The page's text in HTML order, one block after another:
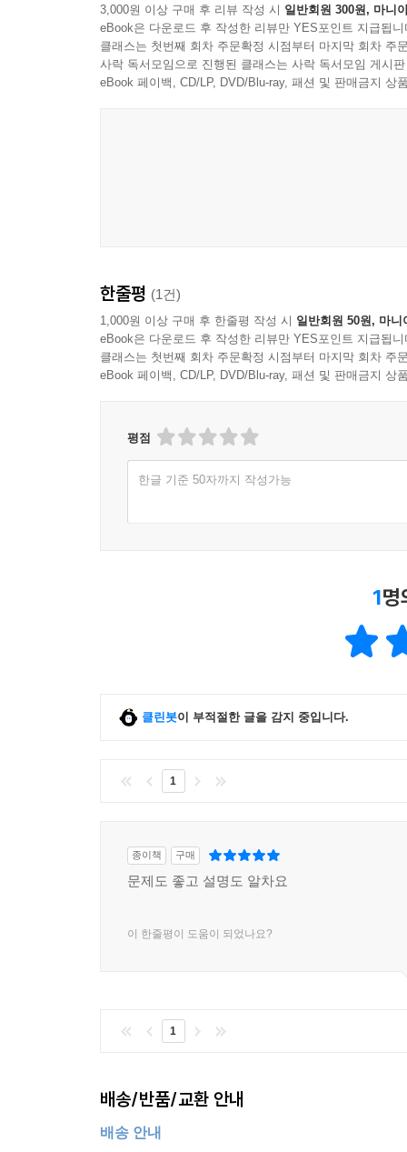
3,000원 이상 구매 후 리뷰 작성 시 일반회원 300원, 마니
eBook은 다운로드 후 작성한 리뷰만 YES포인트 지급됩니
클래스는 첫번째 회차 주문확정 시점부터 마지막 회차 주
사락 독서모임으로 진행된 클래스는 사락 독서모임 게시
eBook 페이백, CD/LP, DVD/Blu-ray, 패션 및 판매금지 상
한줄평 (1건)
1,000원 이상 구매 후 한줄평 작성 시 일반회원 50원, 마니
eBook은 다운로드 후 작성한 리뷰만 YES포인트 지급됩니
클래스는 첫번째 회차 주문확정 시점부터 마지막 회차 주
eBook 페이백, CD/LP, DVD/Blu-ray, 패션 및 판매금지 상
평점
한글 기준 50자까지 작성가능
1명
클린봇이 부적절한 글을 감지 중입니다.
1
종이책 구매
문제도 좋고 설명도 알차요
이 한줄평이 도움이 되었나요?
1
배송/반품/교환 안내
배송 안내